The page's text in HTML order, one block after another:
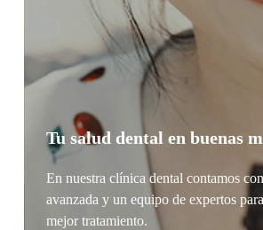
Tu salud dental en buenas
En nuestra clínica dental contamos
avanzada y un equipo de expertos
mejor tratamiento.